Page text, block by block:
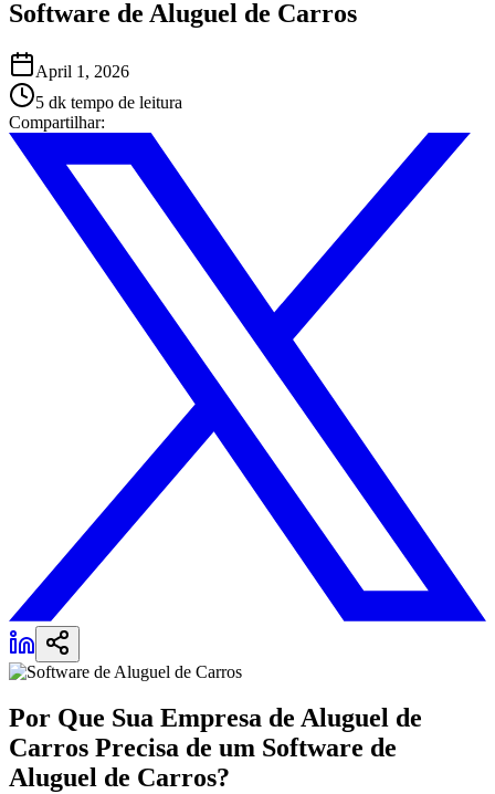
Software de Aluguel de Carros
April 1, 2026
5 dk tempo de leitura
Compartilhar:
Por Que Sua Empresa de Aluguel de
Carros Precisa de um Software de
Aluguel de Carros?